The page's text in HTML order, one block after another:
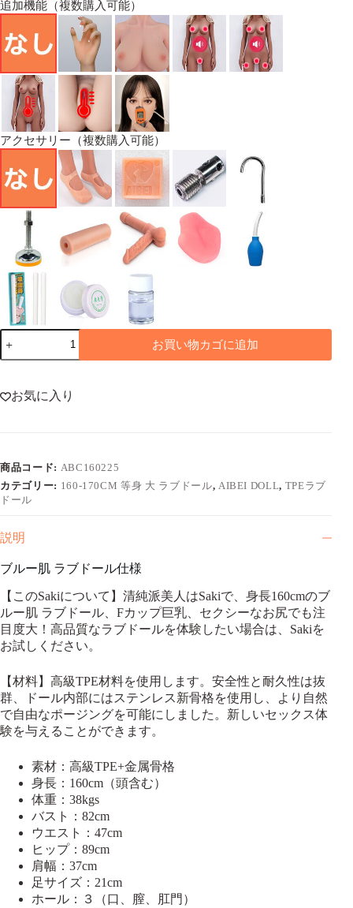
追加機能（複数購入可能）
アクセサリー（複数購入可能）
【写
真
じ
ブ
ル
ー
ブ
ー
ル
清
純
派
Saki
お買い物カゴに追加
お気に入り
商品コード: ABC160225
カテゴリー: 160-170CM 等身 大 ラブドール, AIBEI DOLL, TPEラブ
ドール
説明
ブルー肌 ラブドール仕様
【このSakiについて】清純派美人はSakiで、身長160cmのブ
ルー肌 ラブドール、Fカップ巨乳、セクシーなお尻でも注
目度大！高品質なラブドールを体験したい場合は、Sakiを
お試しください。
【材料】高級TPE材料を使用します。安全性と耐久性は抜
群、ドール内部にはステンレス新骨格を使用し、より自然
で自由なポージングを可能にしました。新しいセックス体
験を与えることができます。
素材：高級TPE+金属骨格
身長：160cm（頭含む）
体重：38kgs
バスト：82cm
ウエスト：47cm
ヒップ：89cm
肩幅：37cm
足サイズ：21cm
ホール：３（口、膣、肛門）